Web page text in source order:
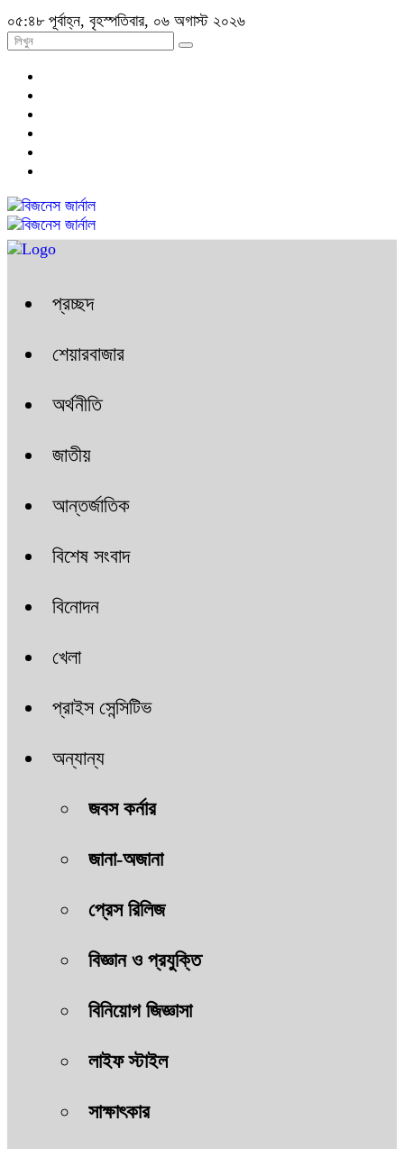
০৫:৪৮ পূর্বাহ্ন, বৃহস্পতিবার, ০৬ অগাস্ট ২০২৬
প্রচ্ছদ
শেয়ারবাজার
অর্থনীতি
জাতীয়
আন্তর্জাতিক
বিশেষ সংবাদ
বিনোদন
খেলা
প্রাইস সেন্সিটিভ
অন্যান্য
জবস কর্নার
জানা-অজানা
প্রেস রিলিজ
বিজ্ঞান ও প্রযুক্তি
বিনিয়োগ জিজ্ঞাসা
লাইফ স্টাইল
সাক্ষাৎকার